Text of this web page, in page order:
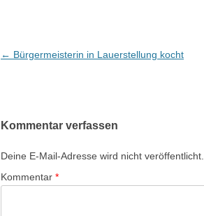
Beitrags-
← Bürgermeisterin in Lauerstellung kocht
Kommentar verfassen
Deine E-Mail-Adresse wird nicht veröffentlicht.
Kommentar *